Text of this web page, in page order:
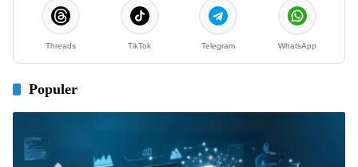
Threads TikTok Telegram WhatsApp
Populer